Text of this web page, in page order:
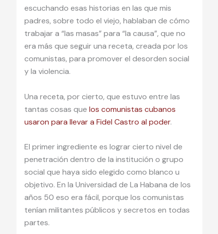
escuchando esas historias en las que mis
padres, sobre todo el viejo, hablaban de cómo
trabajar a “las masas” para “la causa”, que no
era más que seguir una receta, creada por los
comunistas, para promover el desorden social
y la violencia.
Una receta, por cierto, que estuvo entre las
tantas cosas que los comunistas cubanos
usaron para llevar a Fidel Castro al poder.
El primer ingrediente es lograr cierto nivel de
penetración dentro de la institución o grupo
social que haya sido elegido como blanco u
objetivo. En la Universidad de La Habana de los
años 50 eso era fácil, porque los comunistas
tenían militantes públicos y secretos en todas
partes.